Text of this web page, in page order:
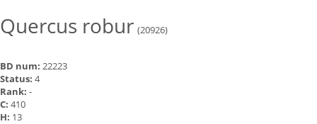
Quercus robur (20926)
BD num: 22223
Status: 4
Rank: -
C: 410
H: 13